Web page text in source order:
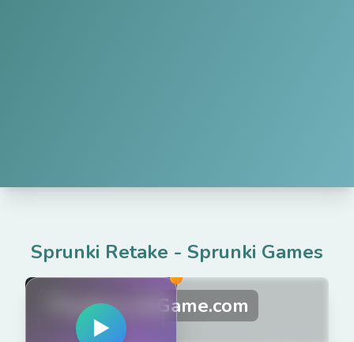
Sprunki Retake - Sprunki Games
PlaySprunkiGame.com
▶